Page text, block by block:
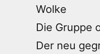
Wolke
Die Gruppe
Der neu